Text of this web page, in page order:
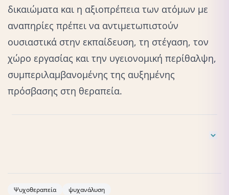
δικαιώματα και η αξιοπρέπεια των ατόμων με
αναπηρίες πρέπει να αντιμετωπιστούν
ουσιαστικά στην εκπαίδευση, τη στέγαση, τον
χώρο εργασίας και την υγειονομική περίθαλψη,
συμπεριλαμβανομένης της αυξημένης
πρόσβασης στη θεραπεία.
επαγγελματική μου εμπειρία, την οποία έχω συλλέξει μέσα
Ψυχοθεραπεία
ψυχανάλυση